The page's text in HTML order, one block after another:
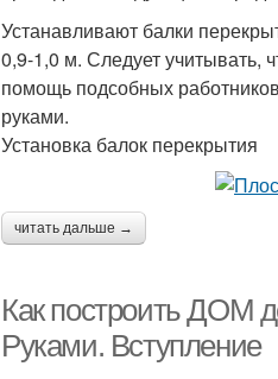
Устанавливают балки
0,9-1,0 м. Следует учитывать,
помощь подсобных
руками.
Установка балок перекрытия
читать дальше →
Как построить ДОМ
Руками. Вступление